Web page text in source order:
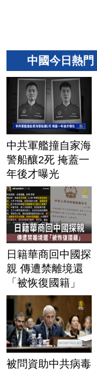
中國今日熱門
中共軍艦撞自家海
警船釀2死 掩蓋一
年後才曝光
日籍華商回中國探
親 傳遭禁離境還
「被恢復國籍」
被問資助中共病毒